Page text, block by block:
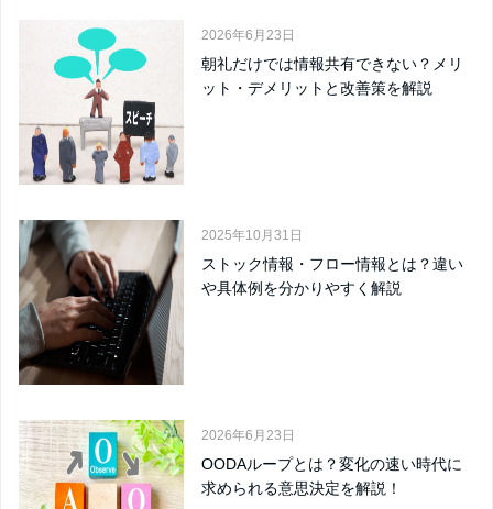
2026年6月23日
朝礼だけでは情報共有できない？メリ
ット・デメリットと改善策を解説
2025年10月31日
ストック情報・フロー情報とは？違い
や具体例を分かりやすく解説
2026年6月23日
OODAループとは？変化の速い時代に
求められる意思決定を解説！